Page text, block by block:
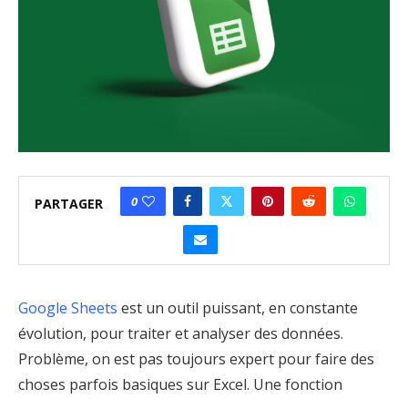
PARTAGER 0
Google Sheets est un outil puissant, en constante
évolution, pour traiter et analyser des données.
Problème, on est pas toujours expert pour faire des
choses parfois basiques sur Excel. Une fonction